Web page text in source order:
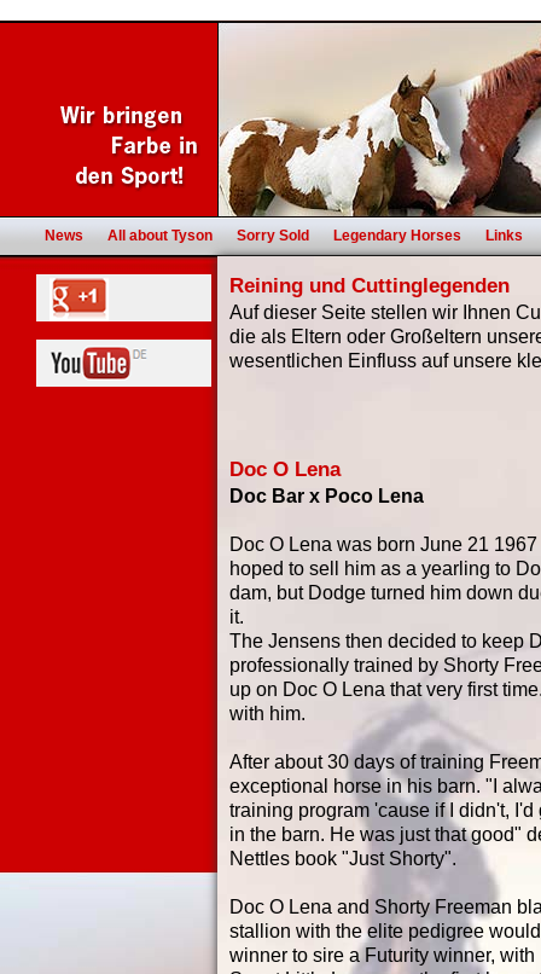
News All about Tyson Sorry Sold Legendary Horses Links
Reining und Cuttinglegenden
Auf dieser Seite stellen wir Ihnen
die als Eltern oder Großeltern
wesentlichen Einfluss auf unsere
Doc O Lena
Doc Bar x Poco Lena
Doc O Lena was born June 21
hoped to sell him as a yearling to
dam, but Dodge turned him down
it.
The Jensens then decided to keep
professionally trained by Shorty
up on Doc O Lena that very first
with him.
After about 30 days of training
exceptional horse in his barn. "I
training program 'cause if I didn't,
in the barn. He was just that good"
Nettles book "Just Shorty".
Doc O Lena and Shorty Freeman
stallion with the elite pedigree
winner to sire a Futurity winner,